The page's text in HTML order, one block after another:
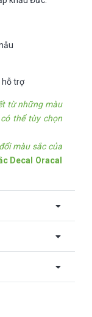
hỗ trợ
từ những màu
thể tùy chọn
màu sắc của
Decal Oracal